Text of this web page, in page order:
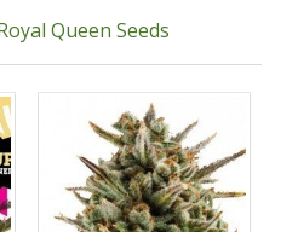
Queen Seeds